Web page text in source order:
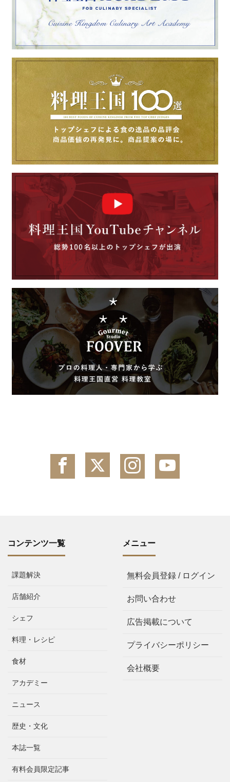
コンテンツ一覧
課題解決
店舗紹介
シェフ
料理・レシピ
食材
アカデミー
ニュース
歴史・文化
本誌一覧
有料会員限定記事
メニュー
無料会員登録 / ログイン
お問い合わせ
広告掲載について
プライバシーポリシー
会社概要